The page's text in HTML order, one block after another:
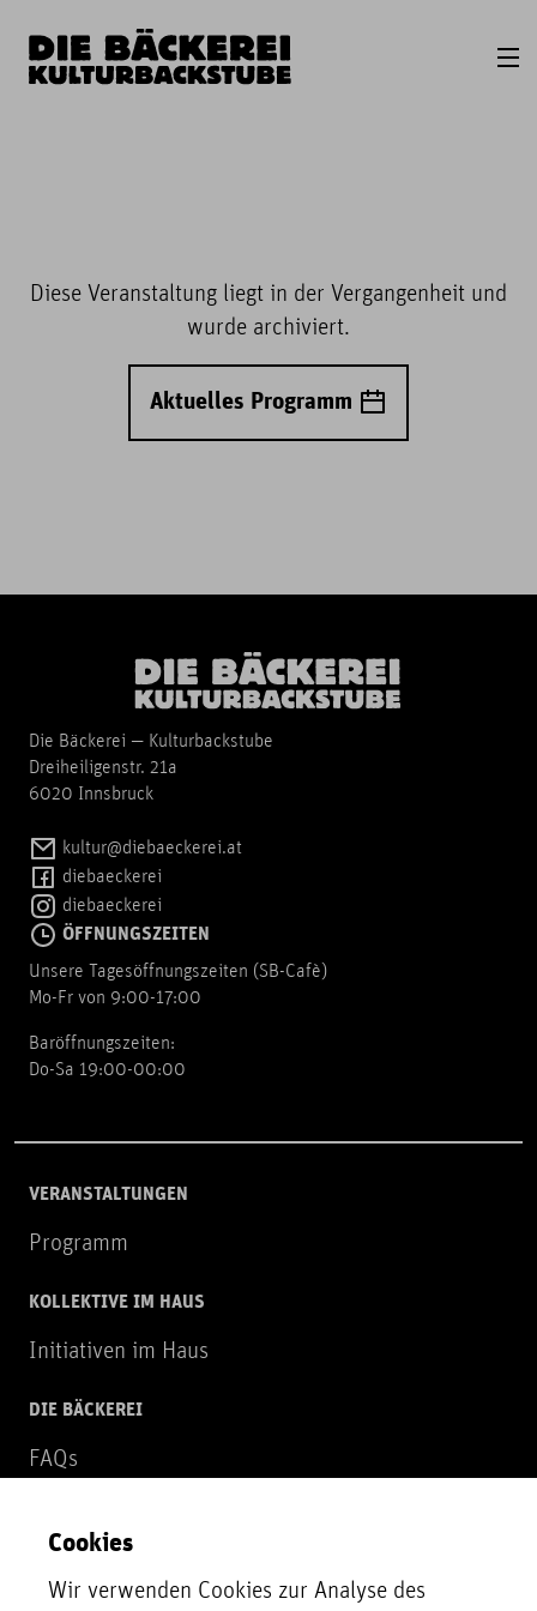
Diese Veranstaltung liegt in der Vergangenheit und
wurde archiviert.
Aktuelles Programm
Die Bäckerei — Kulturbackstube
Dreiheiligenstr. 21a
6020 Innsbruck
kultur@diebaeckerei.at
diebaeckerei
diebaeckerei
ÖFFNUNGSZEITEN
Unsere Tagesöffnungszeiten (SB-Cafè)
Mo-Fr von 9:00-17:00
Baröffnungszeiten:
Do-Sa 19:00-00:00
VERANSTALTUNGEN
Programm
KOLLEKTIVE IM HAUS
Initiativen im Haus
DIE BÄCKEREI
FAQs
NEWSLETTER
Zur Newsletter Anmeldung
Cookies
Wir verwenden Cookies zur Analyse des